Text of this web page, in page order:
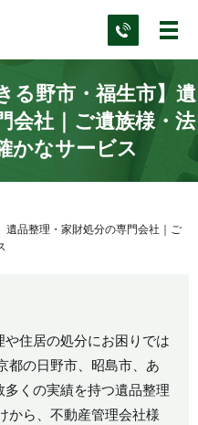
る野市・福生市】遺
会社｜ご遺族様・法
かなサービス
遺品整理・家財処分の専門会社｜ご
住居の処分にお困りでは
都の日野市、昭島市、あ
くの実績を持つ遺品整理
から、不動産管理会社様